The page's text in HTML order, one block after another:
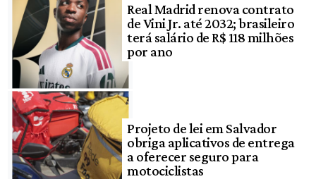
Real Madrid renova contrato
de Vini Jr. até 2032; brasileiro
terá salário de R$ 118 milhões
por ano
Projeto de lei em Salvador
obriga aplicativos de entrega
a oferecer seguro para
motociclistas